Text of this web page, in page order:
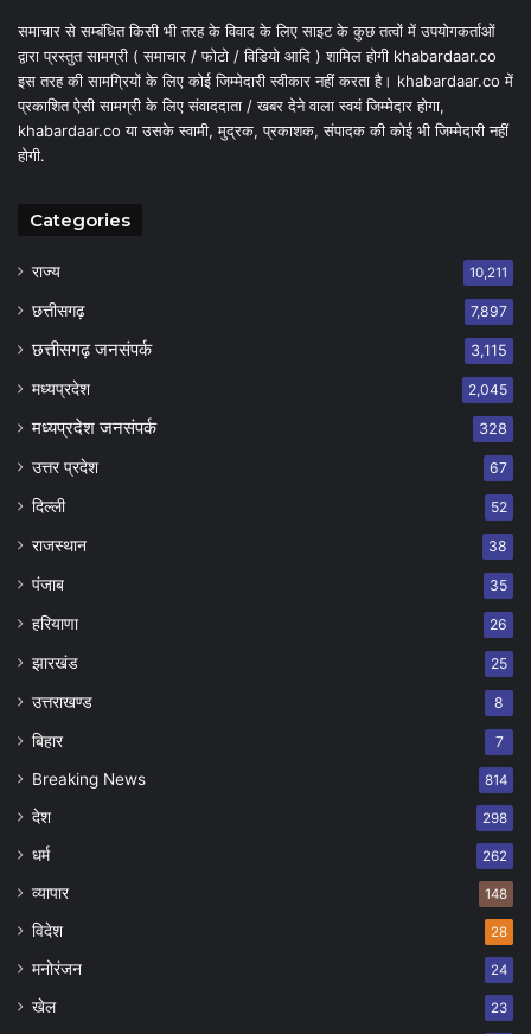
समाचार से सम्बंधित किसी भी तरह के विवाद के लिए साइट के कुछ तत्वों में उपयोगकर्ताओं
द्वारा प्रस्तुत सामग्री ( समाचार / फोटो / विडियो आदि ) शामिल होगी khabardaar.co
इस तरह की सामग्रियों के लिए कोई जिम्मेदारी स्वीकार नहीं करता है। khabardaar.co में
प्रकाशित ऐसी सामग्री के लिए संवाददाता / खबर देने वाला स्वयं जिम्मेदार होगा,
khabardaar.co या उसके स्वामी, मुद्रक, प्रकाशक, संपादक की कोई भी जिम्मेदारी नहीं
होगी.
Categories
राज्य 10,211
छत्तीसगढ़ 7,897
छत्तीसगढ़ जनसंपर्क 3,115
मध्यप्रदेश 2,045
मध्यप्रदेश जनसंपर्क 328
उत्तर प्रदेश 67
दिल्ली 52
राजस्थान 38
पंजाब 35
हरियाणा 26
झारखंड 25
उत्तराखण्ड 8
बिहार 7
Breaking News 814
देश 298
धर्म 262
व्यापार 148
विदेश 28
मनोरंजन 24
खेल 23